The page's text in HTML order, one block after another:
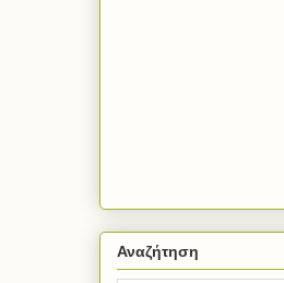
Αναζήτηση